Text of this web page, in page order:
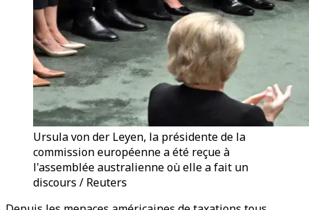
Ursula von der Leyen, la présidente de la
commission européenne a été reçue à
l'assemblée australienne où elle a fait un
discours / Reuters